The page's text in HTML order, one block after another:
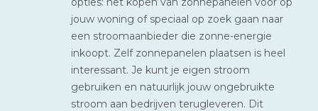
jouw woning of speciaal op zoek gaan naar
een stroomaanbieder die zonne-energie
inkoopt. Zelf zonnepanelen plaatsen is heel
interessant. Je kunt je eigen stroom
gebruiken en natuurlijk jouw ongebruikte
stroom aan bedrijven terugleveren. Dit